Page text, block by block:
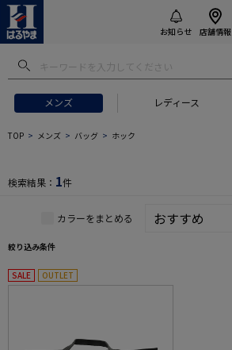
お知らせ 店舗情報
メンズ レディース
TOP メンズ バッグ ホック
検索結果： 1件
カラーをまとめる
絞り込み条件
SALE OUTLET